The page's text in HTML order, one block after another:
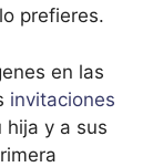
prefieres.
en las
invitaciones
hija y a sus